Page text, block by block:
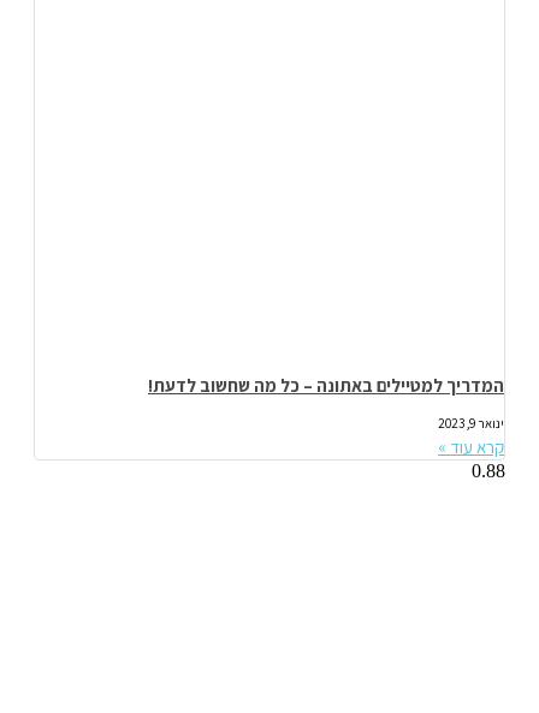
המדריך למטיילים באתונה – כל מה שחשוב לדעת!
ינואר 9, 2023
קרא עוד »